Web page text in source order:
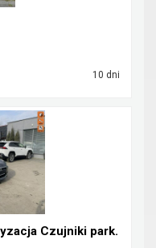
10 dni
Czujniki park.